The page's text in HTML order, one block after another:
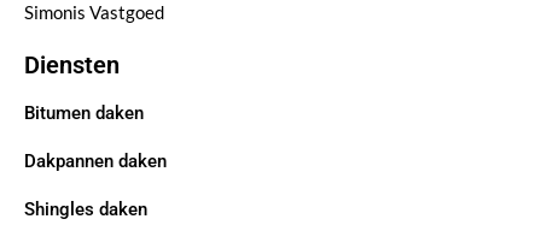
Simonis Vastgoed
Diensten
Bitumen daken
Dakpannen daken
Shingles daken